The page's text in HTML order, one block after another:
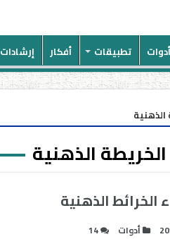
أدوات تطبيقات أفكار إرشادات
الخريطة الذهنية
الذهنية
أدوات 14